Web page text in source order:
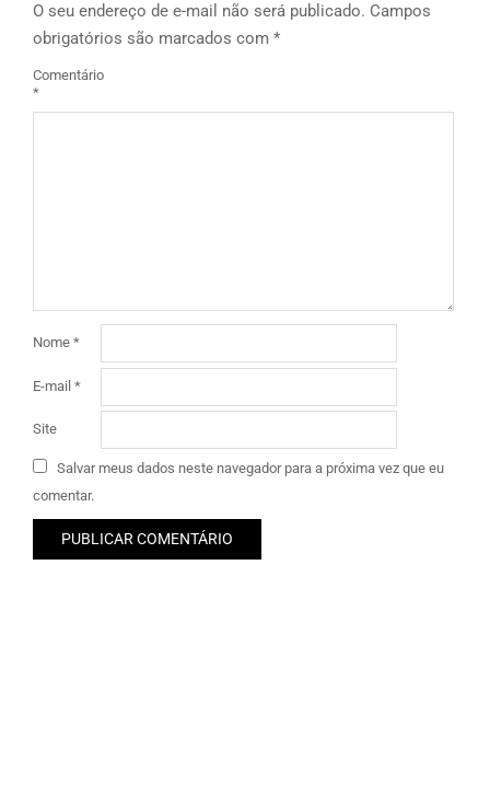
O seu endereço de e-mail não será publicado. Campos
obrigatórios são marcados com *
Comentário
*
Nome *
E-mail *
Site
Salvar meus dados neste navegador para a próxima vez que eu
comentar.